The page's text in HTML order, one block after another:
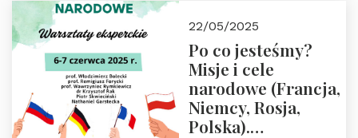
22/05/2025
Po co jesteśmy?
Misje i cele
narodowe (Francja,
Niemcy, Rosja,
Polska).